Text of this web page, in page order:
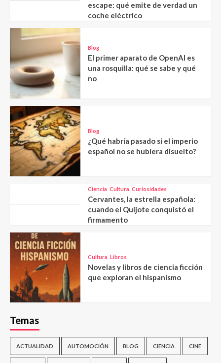
escape: qué emite de verdad un
coche eléctrico
Blog
El primer aparato de OpenAI es
una rosquilla: qué se sabe y qué
no
Blog
¿Qué habría pasado si el imperio
español no se hubiera disuelto?
Ciencia Cultura Curiosidades
Cervantes, la estrella española:
cuando el Quijote conquistó el
firmamento
Cultura Libros
Novelas y libros de ciencia ficción
que exploran el hispanismo
Temas
ACTUALIDAD AUTOMOCIÓN BLOG CIENCIA CINE